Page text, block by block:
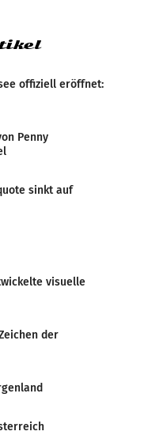
offiziell eröffnet:
Penny
sinkt auf
visuelle
der